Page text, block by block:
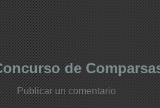
de
Publicar un comentario